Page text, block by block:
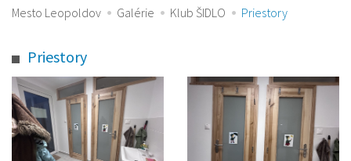
Mesto Leopoldov Galérie Klub ŠIDLO Priestory
Priestory